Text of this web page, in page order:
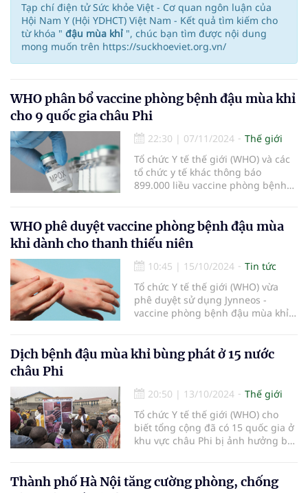
Tạp chí điện tử Sức khỏe Việt - Cơ quan ngôn luận của
Hội Nam Y (Hội YDHCT) Việt Nam - Kết quả tìm kiếm cho
từ khóa " đậu mùa khỉ ", chúc bạn tìm được nội dung
mong muốn trên https://suckhoeviet.org.vn/
WHO phân bổ vaccine phòng bệnh đậu mùa khỉ
cho 9 quốc gia châu Phi
22:30 | 07/11/2024
Thế giới
Tổ chức Y tế thế giới (WHO) và các
tổ chức y tế khác thông báo
899.000 liều vaccine phòng bệnh
WHO phê duyệt vaccine phòng bệnh đậu mùa
khỉ dành cho thanh thiếu niên
10:45 | 15/10/2024
Tin tức
Tổ chức Y tế thế giới (WHO) vừa
phê duyệt sử dụng Jynneos -
vaccine phòng bệnh đậu mùa khỉ
Dịch bệnh đậu mùa khỉ bùng phát ở 15 nước
châu Phi
20:50 | 13/10/2024
Thế giới
Tổ chức Y tế thế giới (WHO) cho
biết tổng cộng đã có 15 quốc gia ở
khu vực châu Phi bị ảnh hưởng bởi
Thành phố Hà Nội tăng cường phòng, chống